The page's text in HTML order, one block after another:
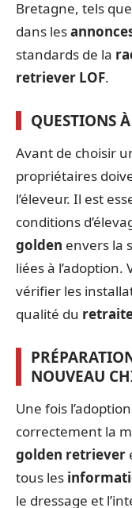
Bretagne, tels
dans les
standards de la
retriever LOF.
QUESTIONS
Avant de choisir
propriétaires
l’éleveur. Il est
conditions
golden envers la
liées à l’adoption.
vérifier les
qualité du
NOUVEAU
Une fois
correctement la
golden retriever
tous les
le dressage et